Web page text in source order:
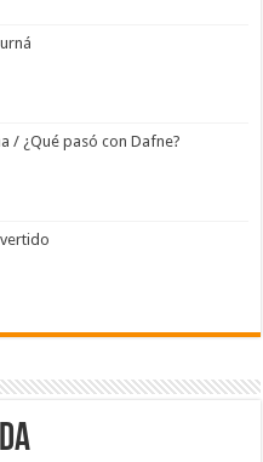
/ ¿Qué pasó con Dafne?